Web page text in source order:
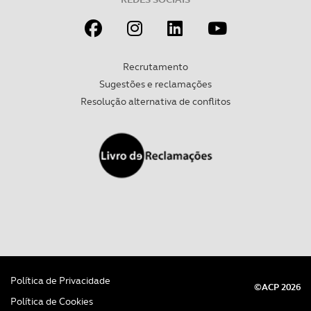
disponibilizados.
Consulte a política de cookies do site.
Recrutamento
Sugestões e reclamações
Resolução alternativa de conflitos
Política de Privacidade
Política de Cookies
©ACP 2026